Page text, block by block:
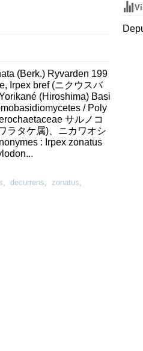
(Berk.) Ryvarden 199
Irpex bref (ニクウスバ
(Hiroshima) Basi
/ Poly
サルノコ
ラタケ属)、ニカワオシ
: Irpex zonatus
, decurrens, zonatus,